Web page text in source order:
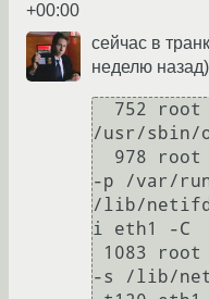
+00:00
сейчас в
неделю
/usr/sbin/
-p /var/
/lib/
i eth1 -C
-s /lib/